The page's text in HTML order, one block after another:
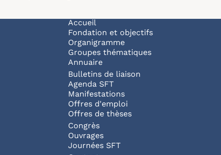
Navigation principale
Accueil
Fondation et objectifs
Organigramme
Groupes thématiques
Annuaire
Bulletins de liaison
Agenda SFT
Manifestations
Offres d'emploi
Offres de thèses
Congrès
Ouvrages
Journées SFT